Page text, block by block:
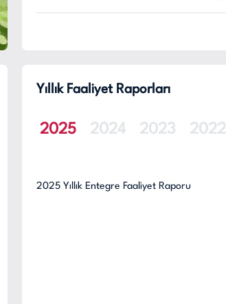
2018
Yıllık Faaliyet Raporları
2025 2024 2023 2022
2025 Yıllık Entegre Faaliyet Raporu